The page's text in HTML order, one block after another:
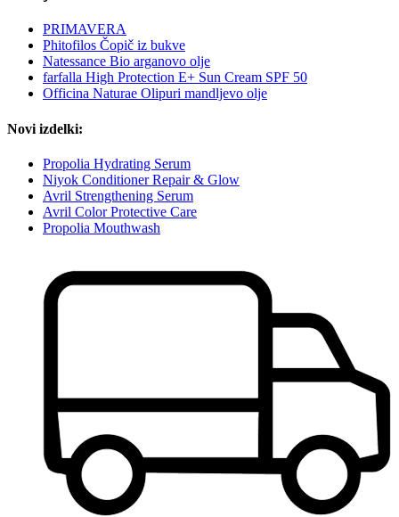
PRIMAVERA
Phitofilos Čopič iz bukve
Natessance Bio arganovo olje
farfalla High Protection E+ Sun Cream SPF 50
Officina Naturae Olipuri mandljevo olje
Novi izdelki:
Propolia Hydrating Serum
Niyok Conditioner Repair & Glow
Avril Strengthening Serum
Avril Color Protective Care
Propolia Mouthwash